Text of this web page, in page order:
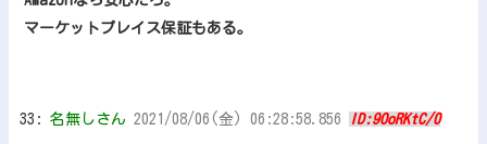
マーケットプレイス保証もある。
33: 名無しさん 2021/08/06(金) 06:28:58.856 ID:9OoRKtC/0